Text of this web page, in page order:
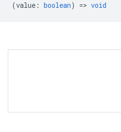
(value : boolean) => void